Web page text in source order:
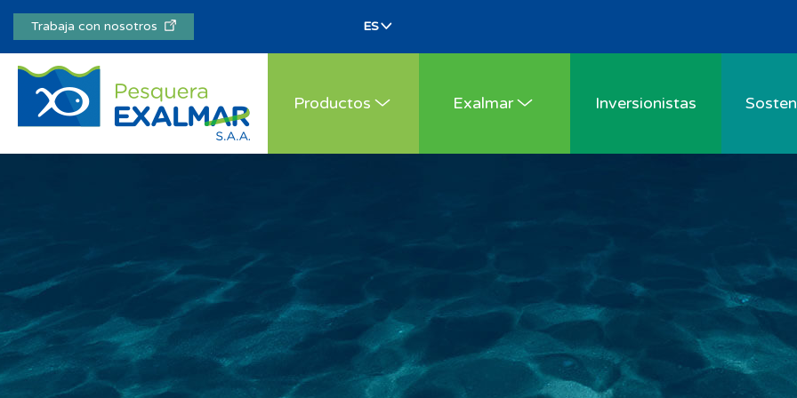
Trabaja con nosotros
Productos Exalmar Inversionistas